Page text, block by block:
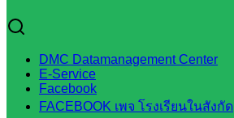
DMC Datamanagement Center
E-Service
Facebook
FACEBOOK เพจ โรงเรียนในสังกัด
กลุ่
มอำนวย
การ
กลุ่ม